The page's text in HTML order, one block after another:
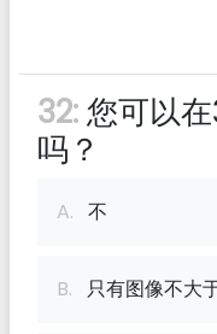
32:您可以
吗？
A. 不
B. 只有图像不大